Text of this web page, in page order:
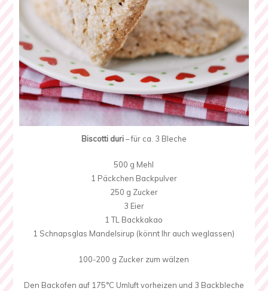
Biscotti duri– für ca. 3 Bleche
500 g Mehl
1 Päckchen Backpulver
250 g Zucker
3 Eier
1 TL Backkakao
1 Schnapsglas Mandelsirup (könnt Ihr auch weglassen)
100-200 g Zucker zum wälzen
Den Backofen auf 175°C Umluft vorheizen und 3 Backbleche